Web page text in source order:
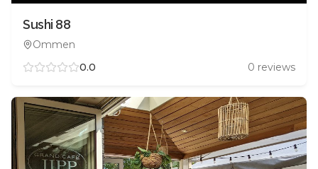
Sushi 88
Ommen
0.0
0 reviews